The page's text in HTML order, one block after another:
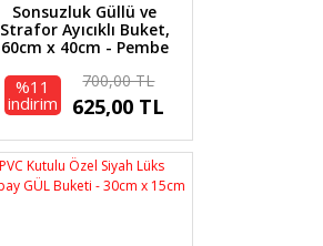
Sonsuzluk Güllü ve
Strafor Ayıcıklı Buket,
60cm x 40cm - Pembe
%11
indirim
700,00 TL
625,00 TL